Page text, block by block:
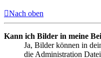
Nach oben
Kann ich Bilder in meine
Ja, Bilder können in
die Administration